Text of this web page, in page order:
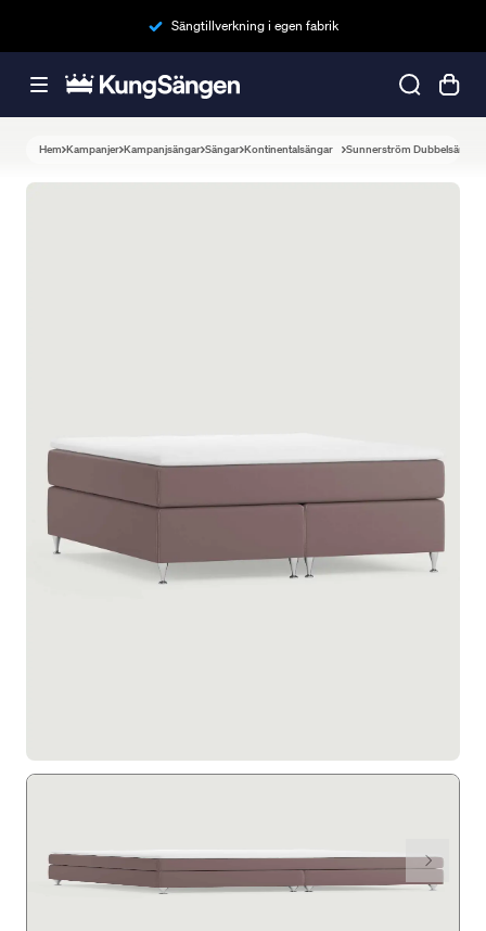
Sängtillverkning i egen fabrik
Hem Kampanjer Kampanjsängar Sängar Kontinentalsängar Sunnerström Dubbelsäng